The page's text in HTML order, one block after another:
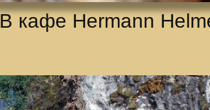
В кафе Hermann